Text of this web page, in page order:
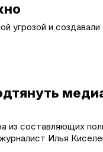
и создавали
из составляющих
Илья